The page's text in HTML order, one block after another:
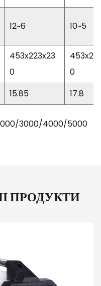
12~6 10~5
453x223x23
0
0
15.85 17.8
2000/3000/4000/5000
ПРОДУКТИ